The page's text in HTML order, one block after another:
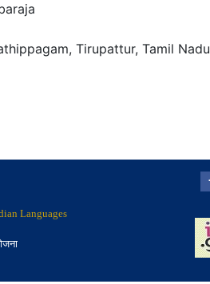
Tirupattur, Tamil Nadu
Languages